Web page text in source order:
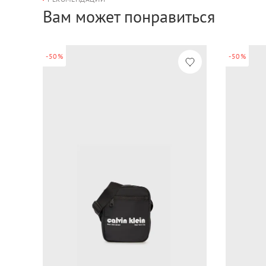
Вам может понравиться
-50% -50%